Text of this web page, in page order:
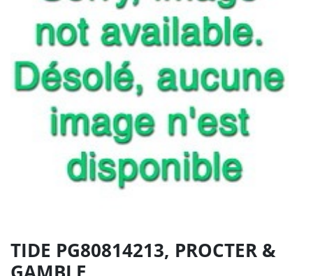
TIDE PG80814213, PROCTER &